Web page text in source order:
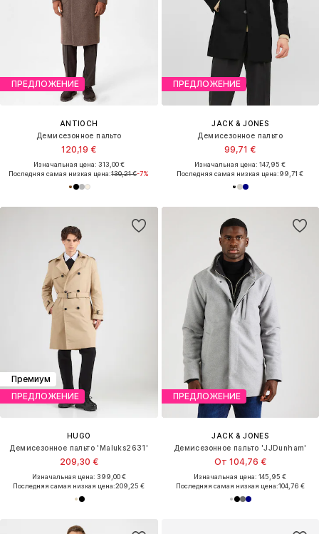
ПРЕДЛОЖЕНИЕ
ANTIOCH
Демисезонное пальто
120,19 €
Изначальная цена: 313,00 €
Последняя самая низкая цена:130,21 €-7%
ПРЕДЛОЖЕНИЕ
JACK & JONES
Демисезонное пальто
99,71 €
Изначальная цена: 147,95 €
Последняя самая низкая цена:99,71 €
Премиум
ПРЕДЛОЖЕНИЕ
HUGO
Демисезонное пальто 'Maluks2631'
209,30 €
Изначальная цена: 399,00 €
Последняя самая низкая цена:209,25 €
ПРЕДЛОЖЕНИЕ
JACK & JONES
Демисезонное пальто 'JJDunham'
От 104,76 €
Изначальная цена: 145,95 €
Последняя самая низкая цена:104,76 €